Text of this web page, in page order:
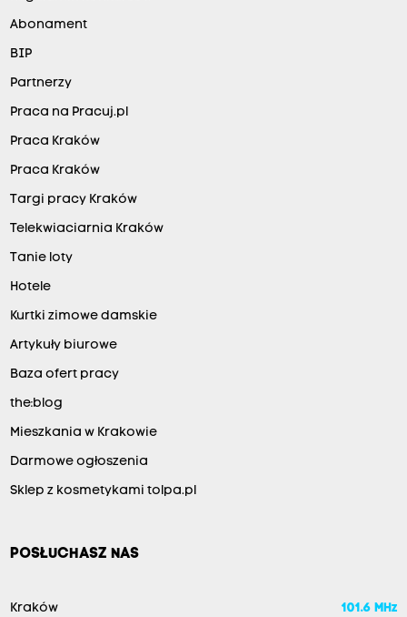
Abonament
BIP
Partnerzy
Praca na Pracuj.pl
Praca Kraków
Praca Kraków
Targi pracy Kraków
Telekwiaciarnia Kraków
Tanie loty
Hotele
Kurtki zimowe damskie
Artykuły biurowe
Baza ofert pracy
the:blog
Mieszkania w Krakowie
Darmowe ogłoszenia
Sklep z kosmetykami tolpa.pl
POSŁUCHASZ NAS
Kraków 101.6 MHz